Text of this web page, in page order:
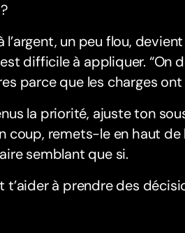
l’argent, un peu flou,
difficile à appliquer. “On
parce que les charges ont
la priorité, ajuste ton
coup, remets-le en haut
semblant que si.
à prendre des